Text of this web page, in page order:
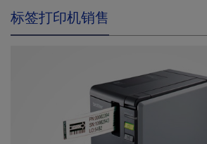
标签打印机销售